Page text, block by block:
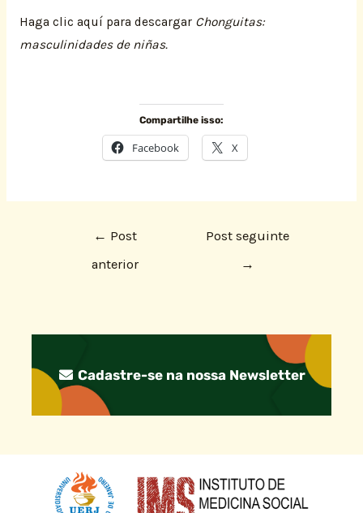
Haga clic aquí para descargar Chonguitas:
masculinidades de niñas.
Compartilhe isso:
Facebook X
← Post
anterior
Post seguinte
→
Cadastre-se na nossa Newsletter